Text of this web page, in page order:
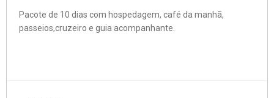
Pacote de 10 dias com hospedagem, café da manhã,
passeios,cruzeiro e guia acompanhante.